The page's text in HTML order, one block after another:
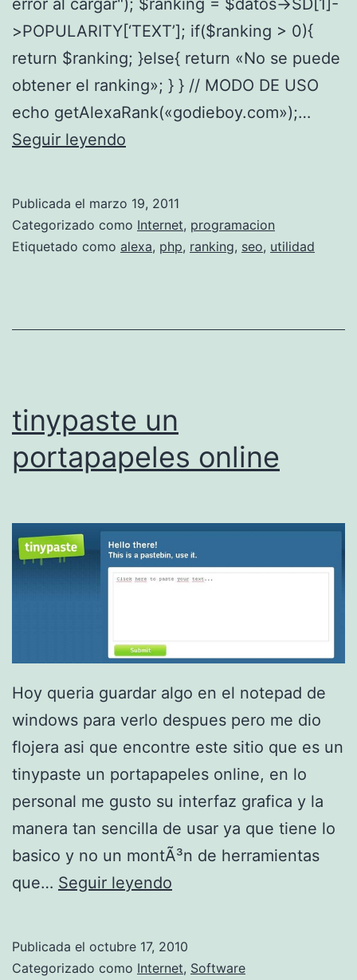
error al cargar"); $ranking = $datos->SD[1]-
>POPULARITY[‘TEXT’]; if($ranking > 0){
return $ranking; }else{ return «No se puede
obtener el ranking»; } } // MODO DE USO
echo getAlexaRank(«godieboy.com»);…
Seguir leyendo
c
i
p
a
o
b
e
n
e
a
x
Publicada el marzo 19, 2011
Categorizado como Internet, programacion
Etiquetado como alexa, php, ranking, seo, utilidad
tinypaste un
portapapeles online
Hoy queria guardar algo en el notepad de
windows para verlo despues pero me dio
flojera asi que encontre este sitio que es un
tinypaste un portapapeles online, en lo
personal me gusto su interfaz grafica y la
manera tan sencilla de usar ya que tiene lo
basico y no un montÃ³n de herramientas
que… Seguir leyendo
y
Publicada el octubre 17, 2010
Categorizado como Internet, Software